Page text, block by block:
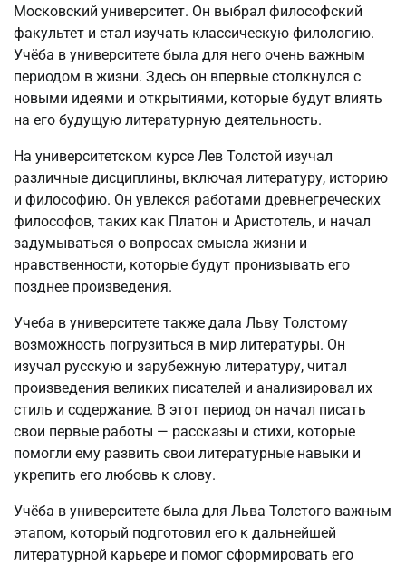
Московский университет. Он выбрал философский
факультет и стал изучать классическую филологию.
Учёба в университете была для него очень важным
периодом в жизни. Здесь он впервые столкнулся с
новыми идеями и открытиями, которые будут влиять
на его будущую литературную деятельность.
На университетском курсе Лев Толстой изучал
различные дисциплины, включая литературу, историю
и философию. Он увлекся работами древнегреческих
философов, таких как Платон и Аристотель, и начал
задумываться о вопросах смысла жизни и
нравственности, которые будут пронизывать его
позднее произведения.
Учеба в университете также дала Льву Толстому
возможность погрузиться в мир литературы. Он
изучал русскую и зарубежную литературу, читал
произведения великих писателей и анализировал их
стиль и содержание. В этот период он начал писать
свои первые работы — рассказы и стихи, которые
помогли ему развить свои литературные навыки и
укрепить его любовь к слову.
Учёба в университете была для Льва Толстого важным
этапом, который подготовил его к дальнейшей
литературной карьере и помог сформировать его